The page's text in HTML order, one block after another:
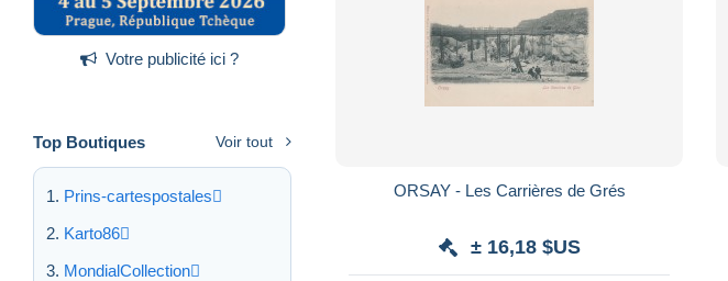
Votre publicité ici ?
Top Boutiques Voir tout
Prins-cartespostales
Karto86
MondialCollection
ORSAY - Les Carrières de Grés
± 16,18 $US